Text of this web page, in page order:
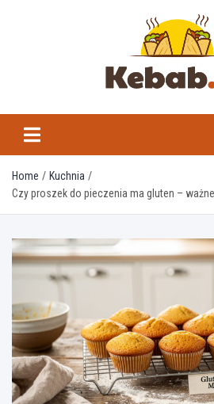
kebab.pl
Home
Kuchnia
Czy proszek do pieczenia ma gluten –